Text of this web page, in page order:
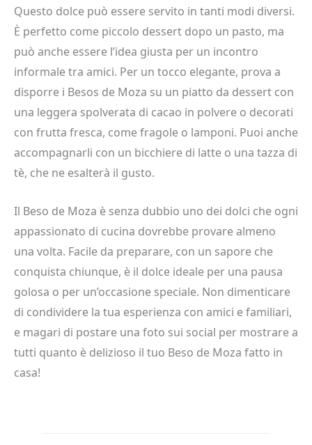
Questo dolce può essere servito in tanti modi diversi.
È perfetto come piccolo dessert dopo un pasto, ma
può anche essere l’idea giusta per un incontro
informale tra amici. Per un tocco elegante, prova a
disporre i Besos de Moza su un piatto da dessert con
una leggera spolverata di cacao in polvere o decorati
con frutta fresca, come fragole o lamponi. Puoi anche
accompagnarli con un bicchiere di latte o una tazza di
tè, che ne esalterà il gusto.
Il Beso de Moza è senza dubbio uno dei dolci che ogni
appassionato di cucina dovrebbe provare almeno
una volta. Facile da preparare, con un sapore che
conquista chiunque, è il dolce ideale per una pausa
golosa o per un’occasione speciale. Non dimenticare
di condividere la tua esperienza con amici e familiari,
e magari di postare una foto sui social per mostrare a
tutti quanto è delizioso il tuo Beso de Moza fatto in
casa!